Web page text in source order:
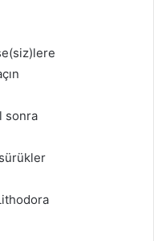
sonra